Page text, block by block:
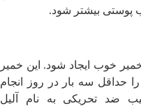
پوستی بیشتر شود.
خوب ایجاد شود. این خمیر
حداقل سه بار در روز انجام
ضد تحریکی به نام آلیل